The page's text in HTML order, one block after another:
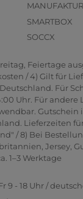
MANUFAKTUR
SMARTBOX
SOCCX
Feiertage
/ 4) Gilt für
Für
Uhr. Für
Lieferzeiten
/ 8) Bei
Jersey,
1–3 Werktage
9 - 18 Uhr /